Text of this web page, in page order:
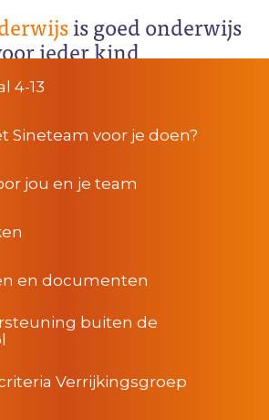
is goed onderwijs
ieder kind
4-13
Sineteam voor je doen?
jou en je team
en documenten
buiten de
Verrijkingsgroep